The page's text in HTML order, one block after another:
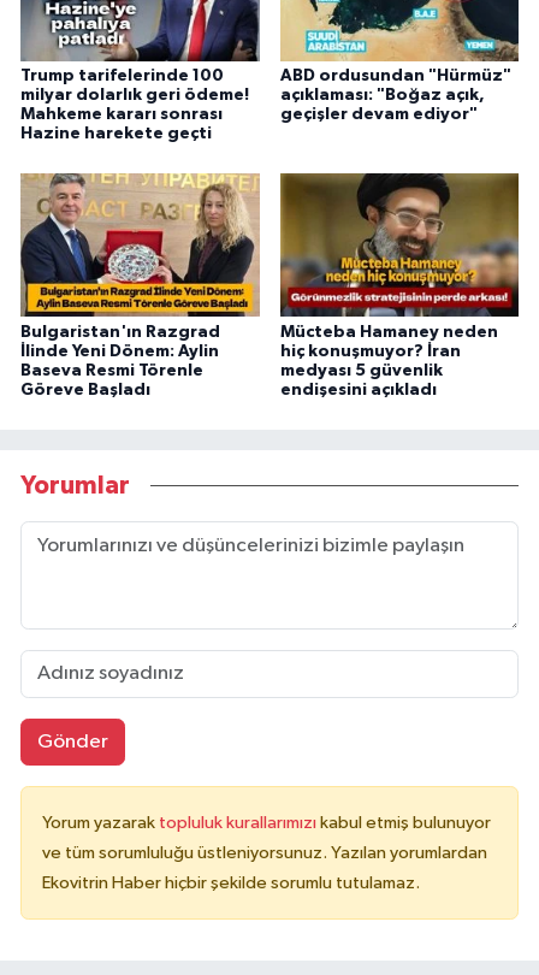
Trump tarifelerinde 100
milyar dolarlık geri ödeme!
Mahkeme kararı sonrası
Hazine harekete geçti
ABD ordusundan "Hürmüz"
açıklaması: "Boğaz açık,
geçişler devam ediyor"
Bulgaristan'ın Razgrad
İlinde Yeni Dönem: Aylin
Baseva Resmi Törenle
Göreve Başladı
Mücteba Hamaney neden
hiç konuşmuyor? İran
medyası 5 güvenlik
endişesini açıkladı
Yorumlar
Gönder
Yorum yazarak topluluk kurallarımızı kabul etmiş bulunuyor
ve tüm sorumluluğu üstleniyorsunuz. Yazılan yorumlardan
Ekovitrin Haber hiçbir şekilde sorumlu tutulamaz.